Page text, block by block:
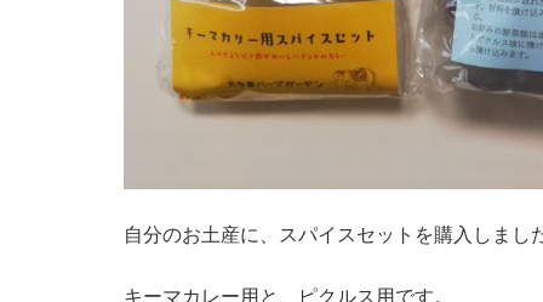
自分のお土産に、スパイスセットを購入しまし
キーマカレー用と、ピクルス用です。